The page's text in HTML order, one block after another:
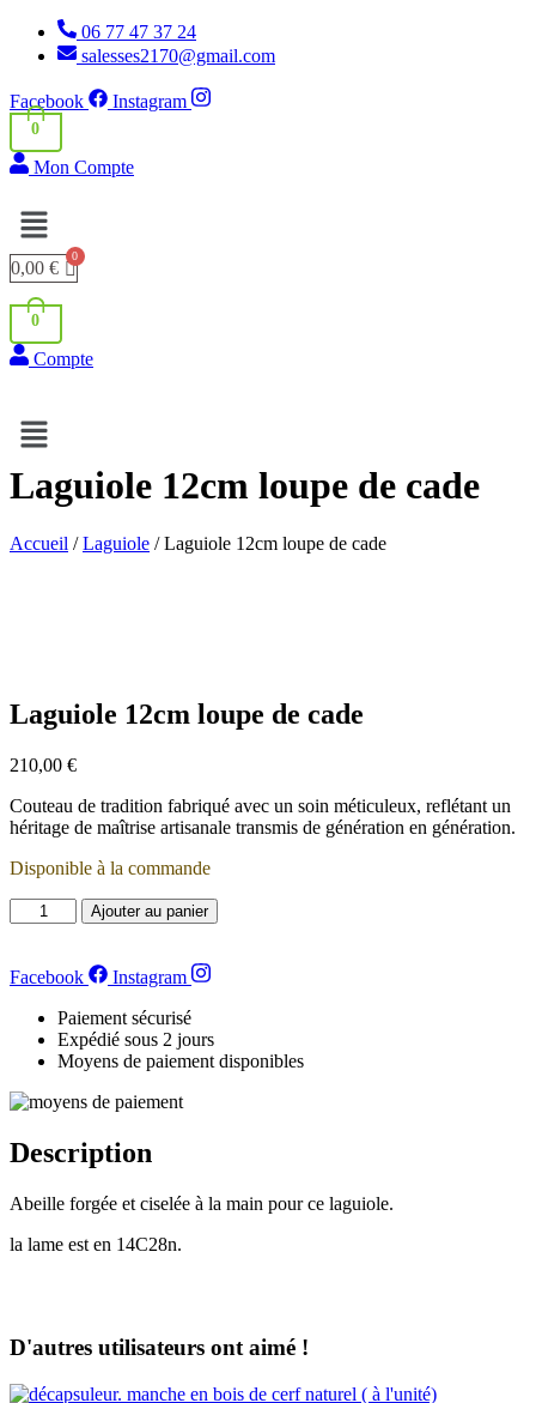
Aller
06 77 47 37 24
salesses2170@gmail.com
Facebook Instagram
0
Mon Compte
Menu
0,00 €
0
Compte
Menu
Laguiole 12cm loupe de cade
Accueil /Laguiole / Laguiole 12cm loupe de cade
Laguiole 12cm loupe de cade
210,00 €
Couteau de tradition fabriqué avec un soin méticuleux, reflétant un
héritage de maîtrise artisanale transmis de génération en génération.
Disponible à la commande
quantité
de
12cm
cade
Ajouter au panier
Facebook
Instagram
Paiement sécurisé
Expédié sous 2 jours
Moyens de paiement disponibles
Description
Abeille forgée et ciselée à la main pour ce laguiole.
la lame est en 14C28n.
D'autres utilisateurs ont aimé !